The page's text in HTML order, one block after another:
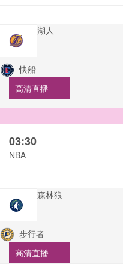
湖人
快船
高清直播
03:30
NBA
森林狼
步行者
高清直播